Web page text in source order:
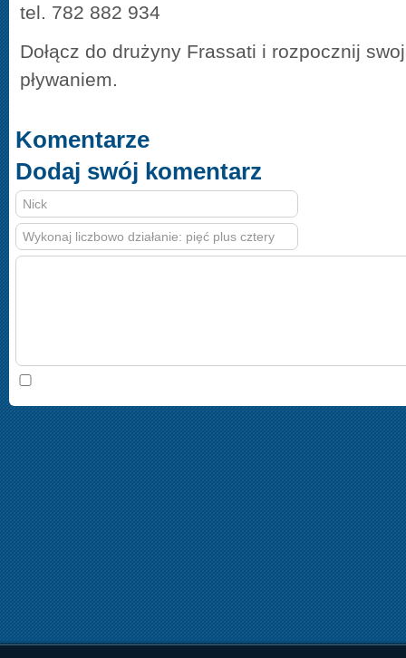
tel. 782 882 934
Dołącz do drużyny Frassati i rozpocznij
pływaniem.
Komentarze
Dodaj swój komentarz